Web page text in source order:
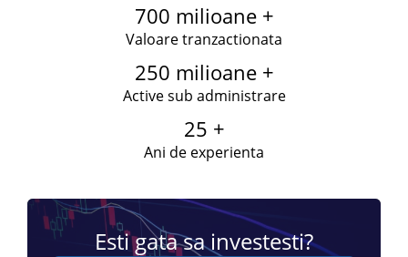
700 milioane +
Valoare tranzactionata
250 milioane +
Active sub administrare
25 +
Ani de experienta
Esti gata sa investesti?